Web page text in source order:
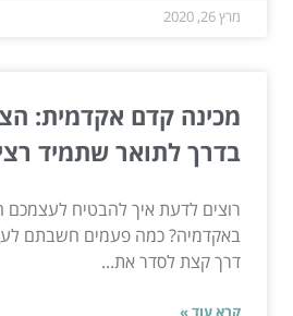
מרץ 26, 2020
מכינה קדם אקדמית:
בדרך לתואר שתמיד
רוצים לדעת איך להבטיח
באקדמיה? כמה פעמים חשבתם
דרך קצת לסדר את...
קרא עוד »